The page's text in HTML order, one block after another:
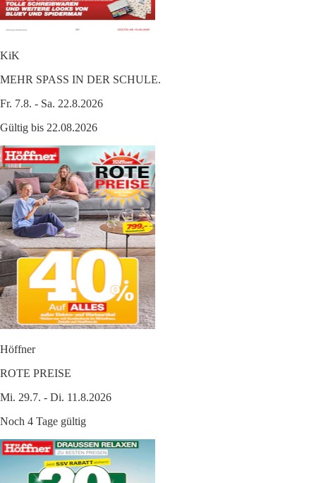
KiK
MEHR SPASS IN DER SCHULE.
Fr. 7.8. - Sa. 22.8.2026
Gültig bis 22.08.2026
Höffner
ROTE PREISE
Mi. 29.7. - Di. 11.8.2026
Noch 4 Tage gültig